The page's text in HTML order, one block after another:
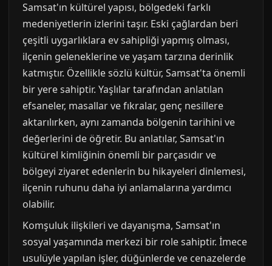
Samsat'ın kültürel yapısı, bölgedeki farklı
medeniyetlerin izlerini taşır. Eski çağlardan beri
çeşitli uygarlıklara ev sahipliği yapmış olması,
ilçenin geleneklerine ve yaşam tarzına derinlik
katmıştır. Özellikle sözlü kültür, Samsat'ta önemli
bir yere sahiptir. Yaşlılar tarafından anlatılan
efsaneler, masallar ve fıkralar, genç nesillere
aktarılırken, aynı zamanda bölgenin tarihini ve
değerlerini de öğretir. Bu anlatılar, Samsat'ın
kültürel kimliğinin önemli bir parçasıdır ve
bölgeyi ziyaret edenlerin bu hikayeleri dinlemesi,
ilçenin ruhunu daha iyi anlamalarına yardımcı
olabilir.
Komşuluk ilişkileri ve dayanışma, Samsat'ın
sosyal yaşamında merkezi bir role sahiptir. İmece
usulüyle yapılan işler, düğünlerde ve cenazelerde